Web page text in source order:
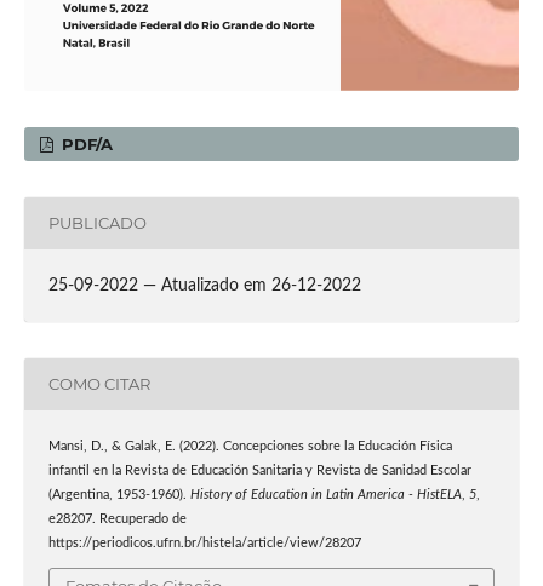
PDF/A
PUBLICADO
25-09-2022 — Atualizado em 26-12-2022
COMO CITAR
Mansi, D., & Galak, E. (2022). Concepciones sobre la Educación Física
infantil en la Revista de Educación Sanitaria y Revista de Sanidad Escolar
(Argentina, 1953-1960). History of Education in Latin America - HistELA, 5,
e28207. Recuperado de
https://periodicos.ufrn.br/histela/article/view/28207